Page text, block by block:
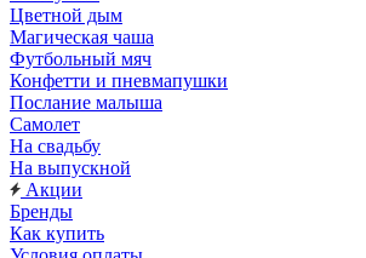
Цветной дым
Магическая чаша
Футбольный мяч
Конфетти и пневмапушки
Послание малыша
Самолет
На свадьбу
На выпускной
Акции
Бренды
Как купить